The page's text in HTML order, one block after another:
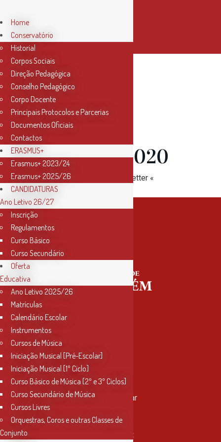
01 Fev
Newsletter
Fevereiro 2020
» Descarregue aqui a newsletter «
Contactos
Rua Miguel Bombarda, nº 4, 1º andar
2000-080 Santarém
info@conservatoriosantarem.pt
Home
Conservatório
Historial
Corpos Sociais
Direção Pedagógica
Conselho Pedagógico
Corpo Docente
Principais Protocolos e Parcerias
Documentos Oficiais
Contactos
ERASMUS+
Erasmus+ 2023/24
Erasmus+ 2025/26
CANDIDATURAS
Ano Letivo 26/27
Inscrição
Regulamentos
Curso Básico
Curso Secundário
Oferta
Educativa
Ano Letivo 2025/26
Matrículas
Calendário Escolar
Instrumentos
Cursos de Música
Iniciação Musical [Pré-Escolar]
Iniciação Musical [1º Ciclo]
Curso Básico de Música [2º e 3º Ciclos]
Curso Secundário de Música
Cursos Livres
Orquestras, Coros e outras Classes de
Conjunto